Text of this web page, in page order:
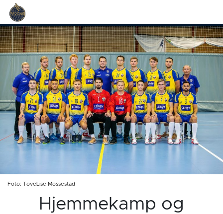
Foto: ToveLise Mossestad
Hjemmekamp og